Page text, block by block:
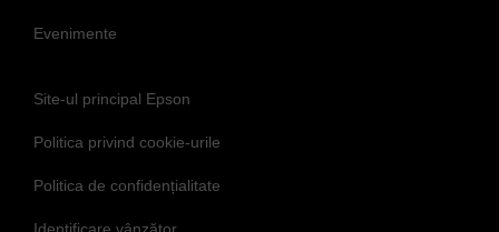
Evenimente
Site-ul principal Epson
Politica privind cookie-urile
Politica de confidențialitate
Identificare vânzător